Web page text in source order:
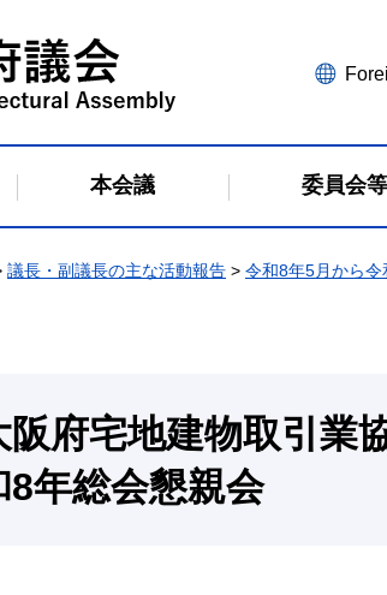
本会議 委員会等
議長・副議長の主な活動報告 > 令和8年5月から
阪府宅地建物取引
8年総会懇親会